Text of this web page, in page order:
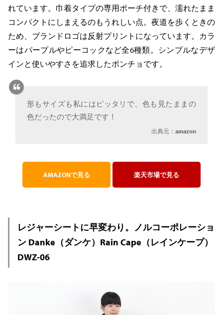
れています。巾着タイプの専用ポーチ付きで、濡れたまま
コンパクトにしまえるのもうれしい点。夜道を歩くときの
ため、ブランドロゴは反射プリントになっています。カラ
ーはパープルやピーコックなど全6種類。シンプルなデザ
インと使いやすさを追求したポンチョです。
形もサイズも私にはピッタリで、色も見たままの
色だったので大満足です！
出典元：amazon
AMAZONで見る 楽天市場で見る
レジャーシートに早変わり。ノルコーポレーショ
ン Danke（ダンケ）Rain Cape（レインケープ）
DWZ-06